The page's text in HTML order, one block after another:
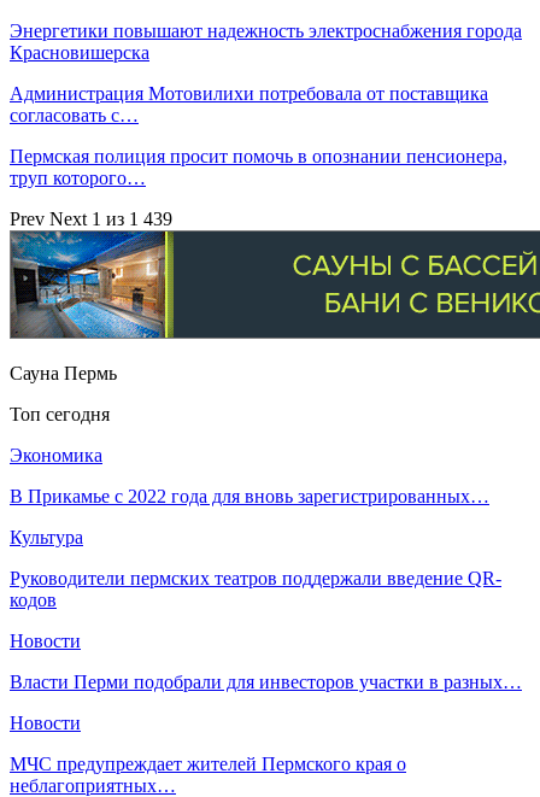
Энергетики повышают надежность электроснабжения города
Красновишерска
Администрация Мотовилихи потребовала от поставщика
согласовать с…
Пермская полиция просит помочь в опознании пенсионера,
труп которого…
Prev Next 1 из 1 439
Сауна Пермь
Топ сегодня
Экономика
В Прикамье с 2022 года для вновь зарегистрированных…
Культура
Руководители пермских театров поддержали введение QR-
кодов
Новости
​Власти Перми подобрали для инвесторов участки в разных…
Новости
МЧС предупреждает жителей Пермского края о
неблагоприятных…